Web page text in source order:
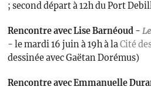
; second départ à 12h du Port
Rencontre avec Lise Barnéoud -
- le mardi 16 juin à 19h à laCité
dessinée avec Gaëtan Dorémus)
Rencontre avec Emmanuelle